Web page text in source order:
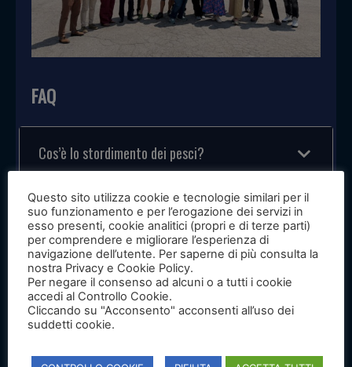
FAQ
Cos’è lo stordimento dei pesci?
Lo stordimento dei pesci è la fase che precede
l’abbattimento e ha l’obiettivo di provocare una
rapida perdita di coscienza dell’animale, riducendo al
minimo stress e sofferenza.
Perché il benessere animale è importante in acq
uacoltura?
Perché contribuisce a migliorare la salute dei pesci,
Questo sito utilizza cookie e tecnologie similari per il
suo funzionamento e per l’erogazione dei servizi in
esso presenti, cookie analitici (propri e di terze parti)
per comprendere e migliorare l’esperienza di
navigazione dell’utente. Per saperne di più consulta la
nostra Privacy e Cookie Policy.
Per negare il consenso ad alcuni o a tutti i cookie
accedi al Controllo Cookie.
Cliccando su "Acconsento" acconsenti all’uso dei
suddetti cookie.